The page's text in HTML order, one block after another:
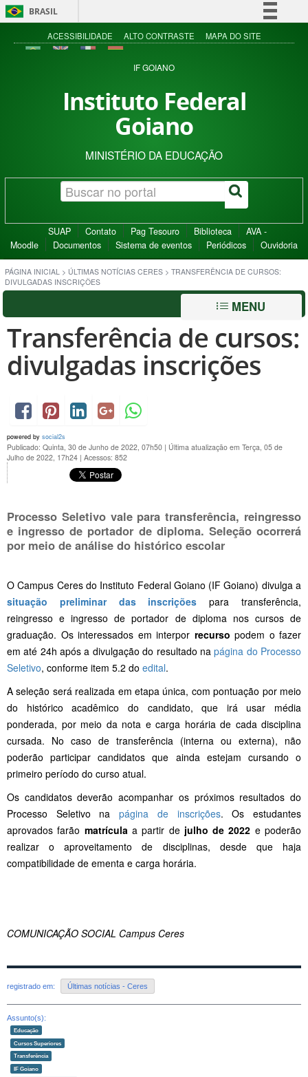
BRASIL
Simplifique!
Acesso à informação
ACESSIBILIDADE ALTO CONTRASTE MAPA DO SITE
IF GOIANO
Instituto Federal
Goiano
MINISTÉRIO DA EDUCAÇÃO
SUAP Contato Pag Tesouro Biblioteca
AVA -
Moodle
Documentos Sistema de eventos Periódicos Ouvidoria
PÁGINA INICIAL > ÚLTIMAS NOTÍCIAS CERES > TRANSFERÊNCIA DE CURSOS:
DIVULGADAS INSCRIÇÕES
MENU
Transferência de cursos:
divulgadas inscrições
powered by social2s
Publicado: Quinta, 30 de Junho de 2022, 07h50 | Última atualização em Terça, 05 de
Julho de 2022, 17h24 | Acessos: 852
Processo Seletivo vale para transferência, reingresso
e ingresso de portador de diploma. Seleção ocorrerá
por meio de análise do histórico escolar
O Campus Ceres do Instituto Federal Goiano (IF Goiano) divulga a
situação preliminar das inscrições para transferência,
reingresso e ingresso de portador de diploma nos cursos de
graduação. Os interessados em interpor recurso podem o fazer
em até 24h após a divulgação do resultado napágina do Processo
Seletivo, conforme item 5.2 do edital.
A seleção será realizada em etapa única, com pontuação por meio
do histórico acadêmico do candidato, que irá usar média
ponderada, por meio da nota e carga horária de cada disciplina
cursada. No caso de transferência (interna ou externa), não
poderão participar candidatos que ainda estejam cursando o
primeiro período do curso atual.
Os candidatos deverão acompanhar os próximos resultados do
Processo Seletivo napágina de inscrições. Os estudantes
aprovados farão matrícula a partir dejulho de 2022 e poderão
realizar o aproveitamento de disciplinas, desde que haja
compatibilidade de ementa e carga horária.
COMUNICAÇÃO SOCIAL Campus Ceres
registrado em: Últimas notícias - Ceres
Assunto(s):
Educação
Cursos Superiores
Transferência
IF Goiano